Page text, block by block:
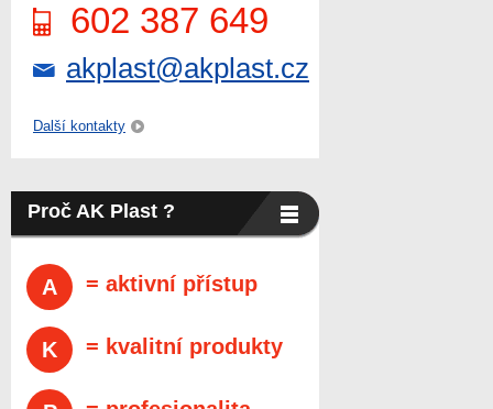
602 387 649
akplast@akplast.cz
Další kontakty
Proč AK Plast ?
A = aktivní přístup
K = kvalitní produkty